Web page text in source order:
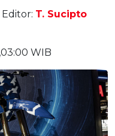
Editor: T. Sucipto
WIB